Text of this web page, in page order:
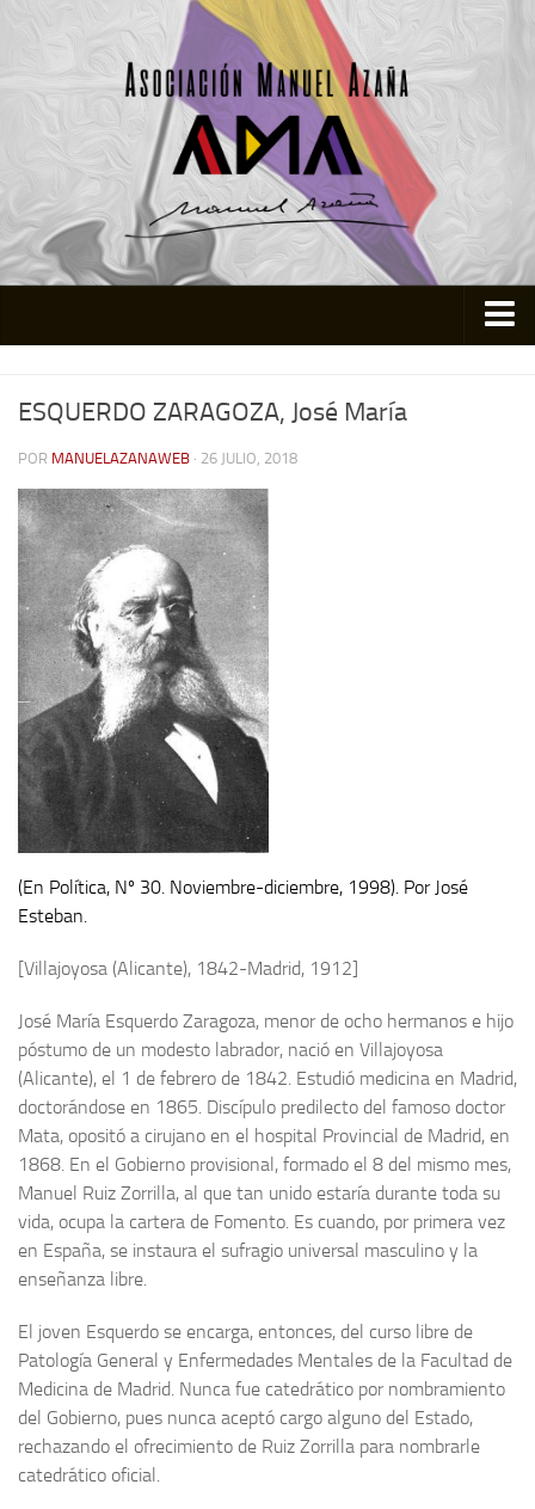
Asociación
Quienes somos
Actividades
Colabora
Contacto
Memoria Histórica
Investigación previa de la represión en Talavera de la Reina (1937-
1947).
Informe Represión en Toledo 1936-1947 | Buscador
Informe de la fosa de abril de 1939 de Tembleque
Enciclopedia Republicana
Militantes históricos IR
Personajes republicanos
Izquierda Republicana. Agrupaciones y Militantes (1934-1939)
Izquierda Republicana. Navarra
Textos esenciales del republicanismo
Archivo histórico
Archivo Documental
Biografía
Cronología fundamental de Manuel Azaña
Artículos sobre Manuel Azaña
Ochenta años sin Manuel Azaña
Bibliografías
Biblioteca
Catálogo Biblioteca
Catálogo Hemeroteca
ESQUERDO ZARAGOZA, José María
POR MANUELAZANAWEB · 26 JULIO, 2018
(En Política, Nº 30. Noviembre-diciembre, 1998). Por José
Esteban.
[Villajoyosa (Alicante), 1842-Madrid, 1912]
José María Esquerdo Zaragoza, menor de ocho hermanos e hijo
póstumo de un modesto labrador, nació en Villajoyosa
(Alicante), el 1 de febrero de 1842. Estudió medicina en Madrid,
doctorándose en 1865. Discípulo predilecto del famoso doctor
Mata, opositó a cirujano en el hospital Provincial de Madrid, en
1868. En el Gobierno provisional, formado el 8 del mismo mes,
Manuel Ruiz Zorrilla, al que tan unido estaría durante toda su
vida, ocupa la cartera de Fomento. Es cuando, por primera vez
en España, se instaura el sufragio universal masculino y la
enseñanza libre.
El joven Esquerdo se encarga, entonces, del curso libre de
Patología General y Enfermedades Mentales de la Facultad de
Medicina de Madrid. Nunca fue catedrático por nombramiento
del Gobierno, pues nunca aceptó cargo alguno del Estado,
rechazando el ofrecimiento de Ruiz Zorrilla para nombrarle
catedrático oficial.